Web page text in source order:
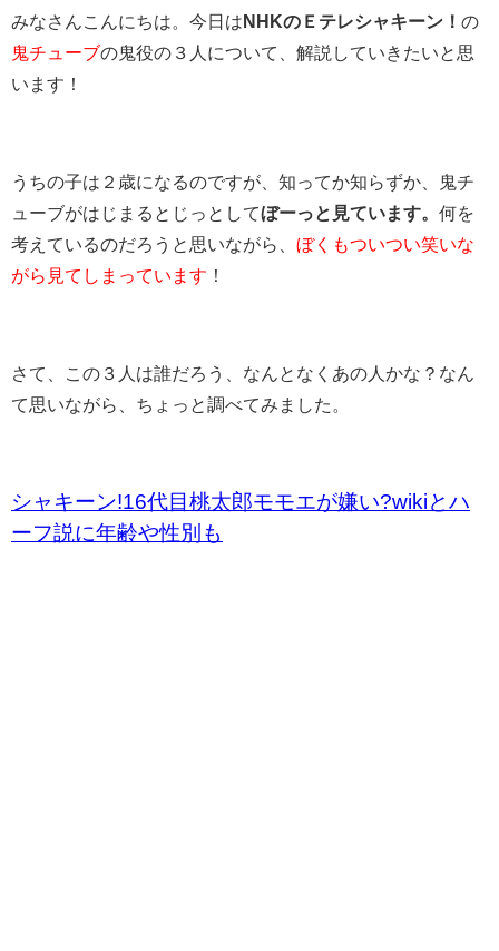
みなさんこんにちは。今日は NHKのＥテレシャキーン！ の
鬼チューブの鬼役の３人について、解説していきたいと思
います！
うちの子は２歳になるのですが、知ってか知らずか、鬼チ
ューブがはじまるとじっとしてぼーっと見ています。 何を
考えているのだろうと思いながら、 ぼくもついつい笑いな
がら見てしまっています ！
さて、この３人は誰だろう、なんとなくあの人かな？なん
て思いながら、ちょっと調べてみました。
シャキーン!16代目桃太郎モモエが嫌い?wikiとハ
ーフ説に年齢や性別も